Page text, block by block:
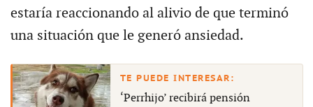
estaría reaccionando al alivio de que terminó
una situación que le generó ansiedad.
‘Perrhijo’ recibirá pensión